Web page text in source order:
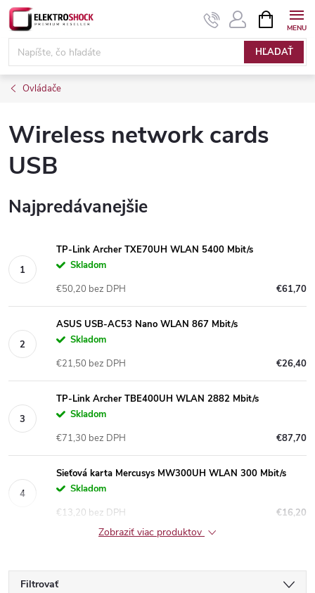
Prejsť
na
obsah
HĽADAŤ
KOŠÍK
Ovládače
Wireless network cards
USB
Najpredávanejšie
TP-Link Archer TXE70UH WLAN 5400 Mbit/s
Skladom
€61,70
€50,20 bez DPH
ASUS USB-AC53 Nano WLAN 867 Mbit/s
Skladom
€26,40
€21,50 bez DPH
TP-Link Archer TBE400UH WLAN 2882 Mbit/s
Skladom
€87,70
€71,30 bez DPH
Sieťová karta Mercusys MW300UH WLAN 300 Mbit/s
Skladom
€16,20
€13,20 bez DPH
Zobraziť viac produktov
Filtrovať